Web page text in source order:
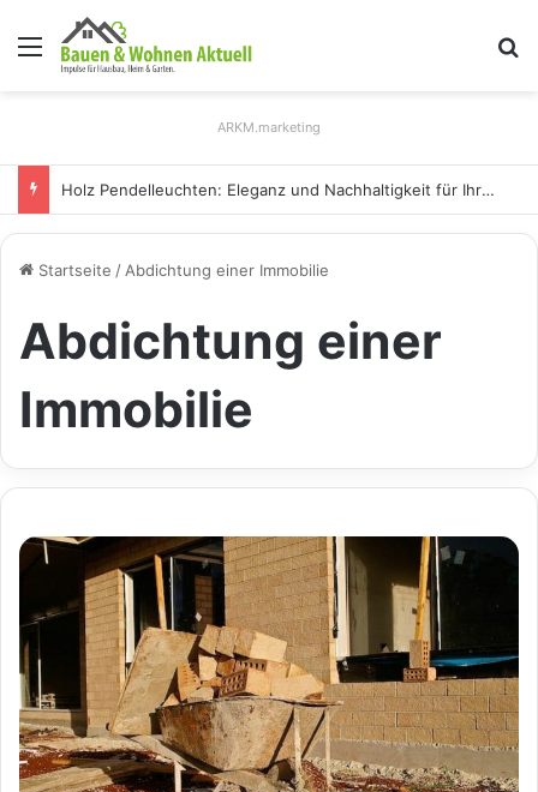
Menü
ARKM.marketing
Holz Pendelleuchten: Eleganz und Nachhaltigkeit für Ihr Zuhause
Startseite / Abdichtung einer Immobilie
Abdichtung einer
Immobilie